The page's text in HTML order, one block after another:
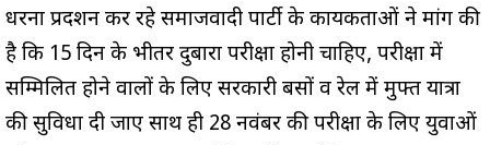
धरना प्रदर्शन कर रहे समाजवादी पार्टी के कार्यकर्ताओं ने मांग की
है कि 15 दिन के भीतर दुबारा परीक्षा होनी चाहिए, परीक्षा में
सम्मिलित होने वालों के लिए सरकारी बसों व रेल में मुफ्त यात्रा
की सुविधा दी जाए साथ ही 28 नवंबर की परीक्षा के लिए युवाओं